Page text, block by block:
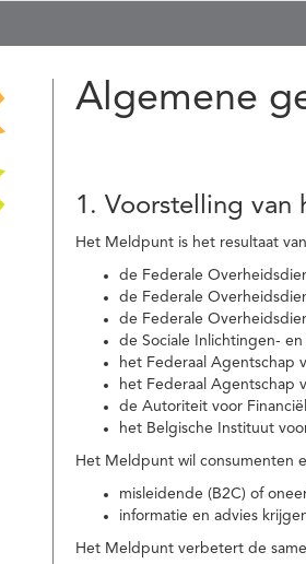
Algemene
1. Voorstelling van
Het Meldpunt is het resultaat
de Federale
de Federale
de Federale
de Sociale Inlichtingen-
het Federaal Agentschap
het Federaal Agentschap
de Autoriteit voor
het Belgische Instituut
Het Meldpunt wil consumenten
misleidende (B2C) of
informatie en advies
Het Meldpunt verbetert de